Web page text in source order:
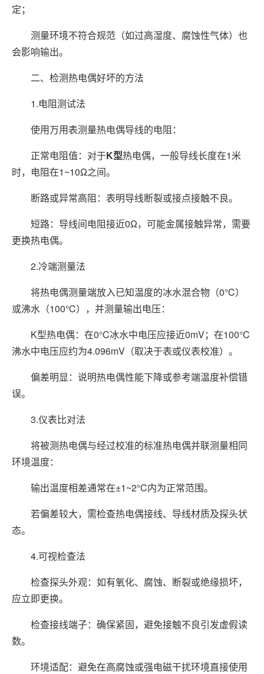
定；
测量环境不符合规范（如过高湿度、腐蚀性气体）也
会影响输出。
二、检测热电偶好坏的方法
1.电阻测试法
使用万用表测量热电偶导线的电阻：
正常电阻值：对于K型热电偶，一般导线长度在1米
时，电阻在1~10Ω之间。
断路或异常高阻：表明导线断裂或接点接触不良。
短路：导线间电阻接近0Ω，可能金属接触异常，需要
更换热电偶。
2.冷端测量法
将热电偶测量端放入已知温度的冰水混合物（0°C）
或沸水（100°C），并测量输出电压：
K型热电偶：在0°C冰水中电压应接近0mV；在100°C
沸水中电压应约为4.096mV（取决于表或仪表校准）。
偏差明显：说明热电偶性能下降或参考端温度补偿错
误。
3.仪表比对法
将被测热电偶与经过校准的标准热电偶并联测量相同
环境温度：
输出温度相差通常在±1~2°C内为正常范围。
若偏差较大，需检查热电偶接线、导线材质及探头状
态。
4.可视检查法
检查探头外观：如有氧化、腐蚀、断裂或绝缘损坏，
应立即更换。
检查接线端子：确保紧固，避免接触不良引发虚假读
数。
环境适配：避免在高腐蚀或强电磁干扰环境直接使用